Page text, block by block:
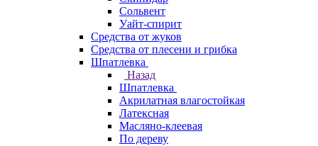
Сольвент
Уайт-спирит
Средства от жуков
Средства от плесени и грибка
Шпатлевка
Назад
Шпатлевка
Акрилатная влагостойкая
Латексная
Масляно-клеевая
По дереву